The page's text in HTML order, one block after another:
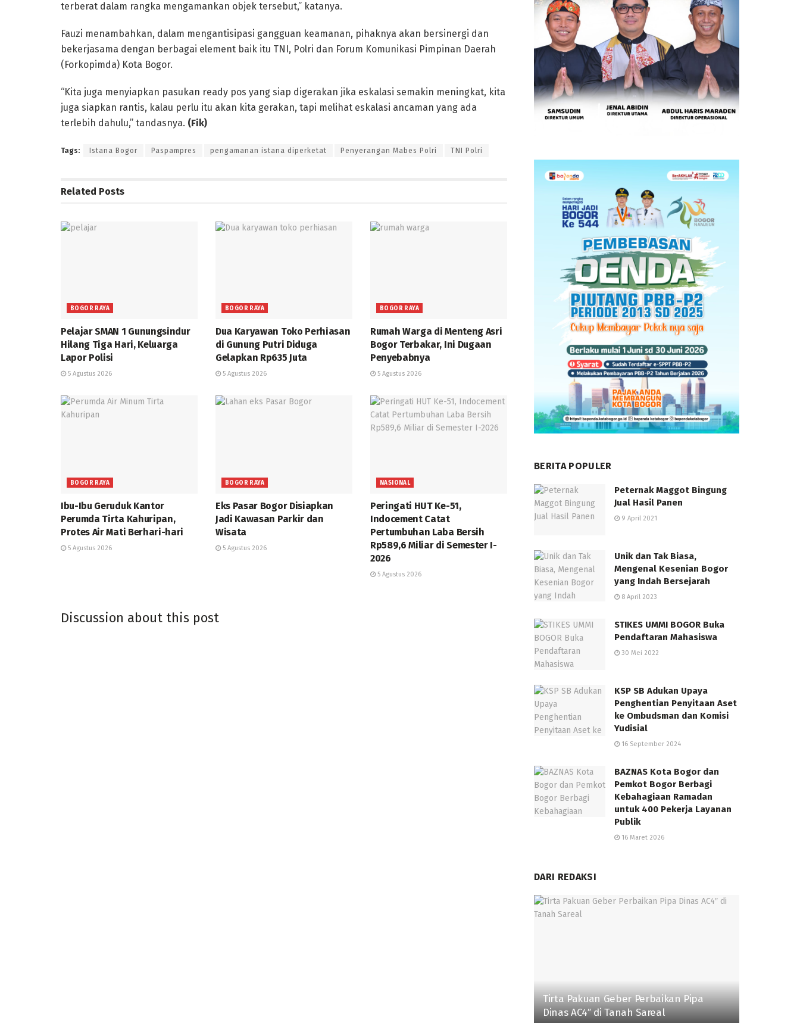
terberat dalam rangka mengamankan objek tersebut,” katanya.
Fauzi menambahkan, dalam mengantisipasi gangguan keamanan, pihaknya akan bersinergi dan
bekerjasama dengan berbagai element baik itu TNI, Polri dan Forum Komunikasi Pimpinan Daerah
(Forkopimda) Kota Bogor.
“Kita juga menyiapkan pasukan ready pos yang siap digerakan jika eskalasi semakin meningkat, kita
juga siapkan rantis, kalau perlu itu akan kita gerakan, tapi melihat eskalasi ancaman yang ada
terlebih dahulu,” tandasnya. (Fik)
Tags: Istana Bogor Paspampres pengamanan istana diperketat Penyerangan Mabes Polri TNI Polri
Related Posts
BOGOR RAYA
Pelajar SMAN 1 Gunungsindur
Hilang Tiga Hari, Keluarga
Lapor Polisi
5 Agustus 2026
BOGOR RAYA
Dua Karyawan Toko Perhiasan
di Gunung Putri Diduga
Gelapkan Rp635 Juta
5 Agustus 2026
BOGOR RAYA
Rumah Warga di Menteng Asri
Bogor Terbakar, Ini Dugaan
Penyebabnya
5 Agustus 2026
BOGOR RAYA
Ibu-Ibu Geruduk Kantor
Perumda Tirta Kahuripan,
Protes Air Mati Berhari-hari
5 Agustus 2026
BOGOR RAYA
Eks Pasar Bogor Disiapkan
Jadi Kawasan Parkir dan
Wisata
5 Agustus 2026
NASIONAL
Peringati HUT Ke-51,
Indocement Catat
Pertumbuhan Laba Bersih
Rp589,6 Miliar di Semester I-
2026
5 Agustus 2026
Discussion about this post
BERITA POPULER
Peternak Maggot Bingung
Jual Hasil Panen
9 April 2021
Unik dan Tak Biasa,
Mengenal Kesenian Bogor
yang Indah Bersejarah
8 April 2023
STIKES UMMI BOGOR Buka
Pendaftaran Mahasiswa
30 Mei 2022
KSP SB Adukan Upaya
Penghentian Penyitaan Aset
ke Ombudsman dan Komisi
Yudisial
16 September 2024
BAZNAS Kota Bogor dan
Pemkot Bogor Berbagi
Kebahagiaan Ramadan
untuk 400 Pekerja Layanan
Publik
16 Maret 2026
DARI REDAKSI
Tirta Pakuan Geber Perbaikan Pipa
Dinas AC4″ di Tanah Sareal